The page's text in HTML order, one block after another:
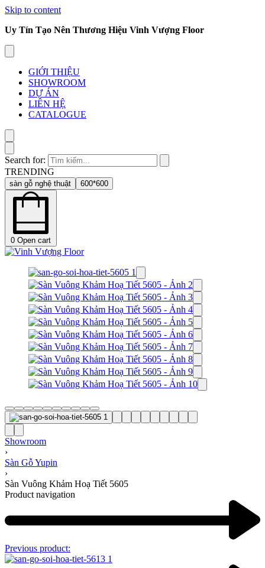
Skip to content
Uy Tín Tạo Nên Thương Hiệu Vinh Vượng Floor
GIỚI THIỆU
SHOWROOM
DỰ ÁN
LIÊN HỆ
CATALOGUE
Search for:
TRENDING
sàn gỗ nghệ thuật 600*600
0 Open cart
Showroom
›
Sàn Gỗ Yupin
›
Sàn Vuông Khảm Hoạ Tiết 5605
Product navigation
Previous product: